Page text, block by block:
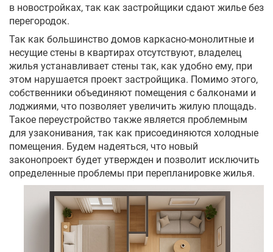
в новостройках, так как застройщики сдают жилье без
перегородок.
Так как большинство домов каркасно-монолитные и
несущие стены в квартирах отсутствуют, владелец
жилья устанавливает стены так, как удобно ему, при
этом нарушается проект застройщика. Помимо этого,
собственники объединяют помещения с балконами и
лоджиями, что позволяет увеличить жилую площадь.
Такое переустройство также является проблемным
для узаконивания, так как присоединяются холодные
помещения. Будем надеяться, что новый
законопроект будет утвержден и позволит исключить
определенные проблемы при перепланировке жилья.